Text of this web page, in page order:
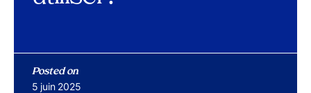
Posted on
Publié le
5 juin 2025